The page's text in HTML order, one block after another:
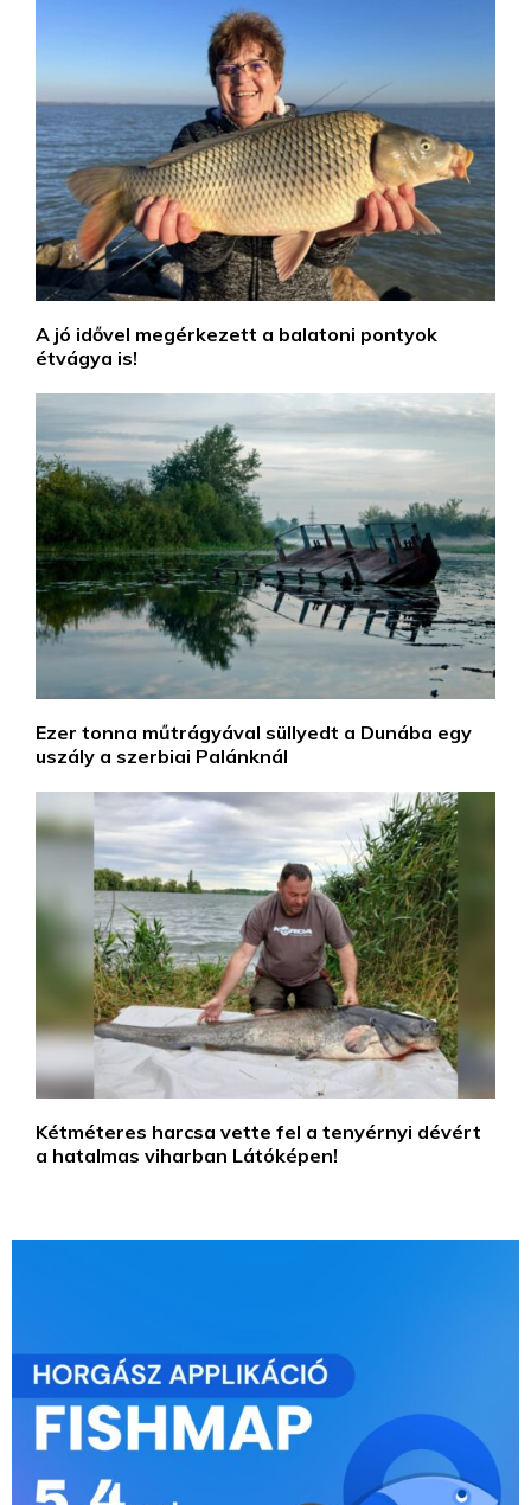
A jó idővel megérkezett a balatoni pontyok
étvágya is!
Ezer tonna műtrágyával süllyedt a Dunába egy
uszály a szerbiai Palánknál
Kétméteres harcsa vette fel a tenyérnyi dévért
a hatalmas viharban Látóképen!